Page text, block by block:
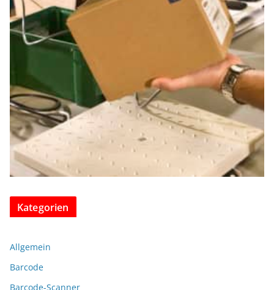
Kategorien
Allgemein
Barcode
Barcode-Scanner